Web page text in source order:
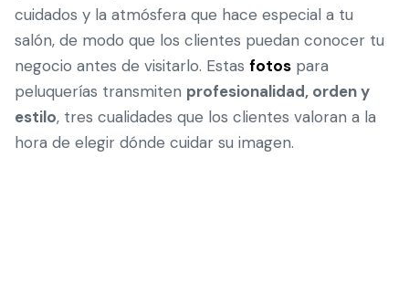
cuidados y la atmósfera que hace especial a tu
salón, de modo que los clientes puedan conocer tu
negocio antes de visitarlo. Estas fotos para
peluquerías transmiten profesionalidad, orden y
estilo, tres cualidades que los clientes valoran a la
hora de elegir dónde cuidar su imagen.